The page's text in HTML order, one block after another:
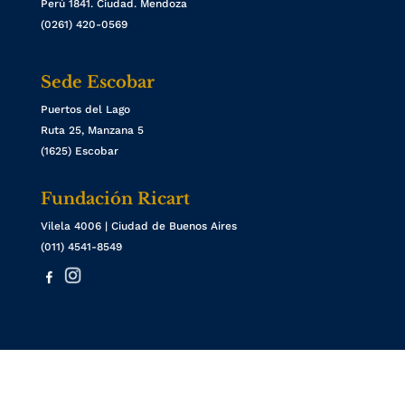
Perú 1841. Ciudad. Mendoza
(0261) 420-0569
Sede Escobar
Puertos del Lago
Ruta 25, Manzana 5
(1625) Escobar
Fundación Ricart
Vilela 4006 | Ciudad de Buenos Aires
(011) 4541-8549